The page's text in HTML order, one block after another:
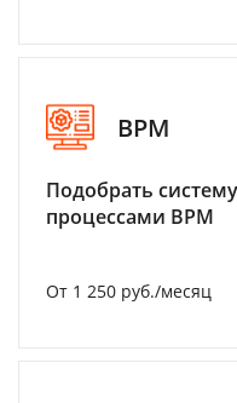
BPM
Подобрать
процессами BPM
От 1 250 руб./месяц